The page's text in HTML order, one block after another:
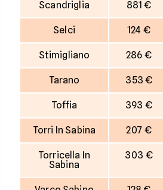
Scandriglia 881 €
Selci 124 €
Stimigliano 286 €
Tarano 353 €
Toffia 393 €
Torri In Sabina 207 €
Torricella In
Sabina
303 €